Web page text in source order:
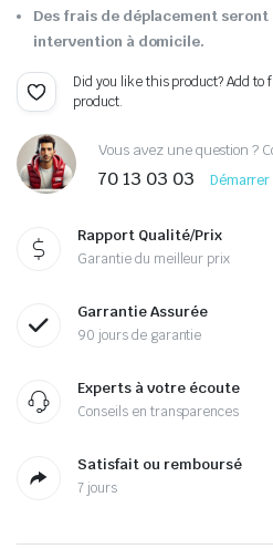
Des frais de déplacement
intervention à domicile.
Did you like this product? Add to
product.
Vous avez une question ?
70 13 03 03
Rapport Qualité/Prix
Garantie du meilleur prix
Garrantie Assurée
90 jours de garantie
Experts à votre écoute
Conseils en transparences
Satisfait ou remboursé
7 jours